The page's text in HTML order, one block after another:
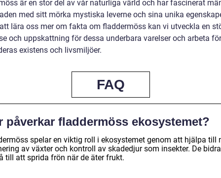
är en stor del av vår naturliga värld och har fascinerat
med sitt mörka mystiska leverne och sina unika
lära oss mer om fakta om fladdermöss kan vi utveckla en
och uppskattning för dessa underbara varelser och arbeta
existens och livsmiljöer.
FAQ
påverkar fladdermöss ekosystemet?
spelar en viktig roll i ekosystemet genom att hjälpa till
av växter och kontroll av skadedjur som insekter. De
till att sprida frön när de äter frukt.